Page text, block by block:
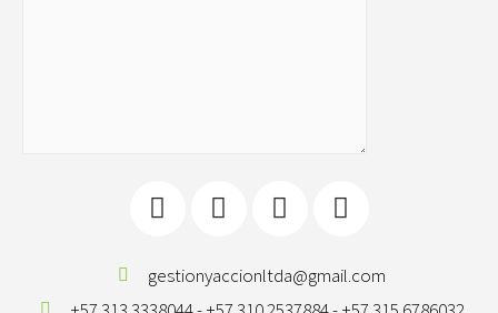
gestionyaccionltda@gmail.com